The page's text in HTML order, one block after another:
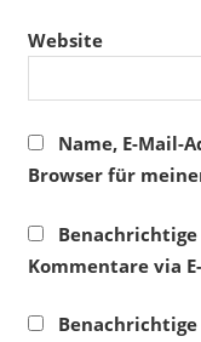
Website
Name, E-Mail-
Browser für
Kommentare via